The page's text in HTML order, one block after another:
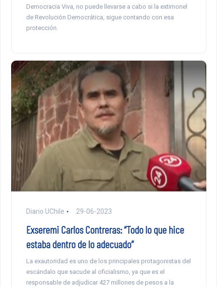
Democracia Viva, no puede llevarse a cabo si la extimonel
de Revolución Democrática, sigue contando con esa
protección.
Diario UChile 29-06-2023
Exseremi Carlos Contreras: “Todo lo que hice
estaba dentro de lo adecuado”
La exautoridad es uno de los principales protagonistas del
escándalo que sacude al oficialismo, ya que es el
responsable de adjudicar 427 millones de pesos a la